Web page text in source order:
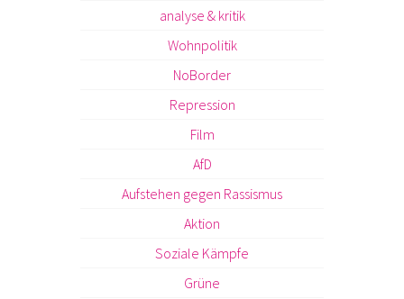
analyse & kritik
Wohnpolitik
NoBorder
Repression
Film
AfD
Aufstehen gegen Rassismus
Aktion
Soziale Kämpfe
Grüne